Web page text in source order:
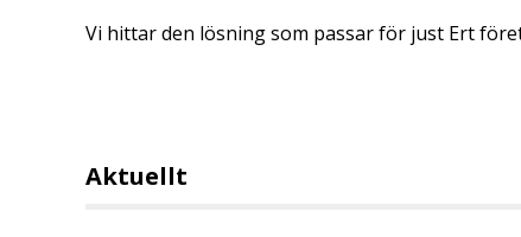
Vi hittar den lösning som passar för just Ert
Aktuellt